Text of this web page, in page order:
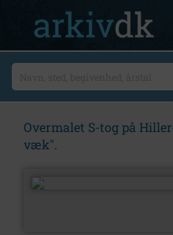
Overmalet S-tog på
væk".